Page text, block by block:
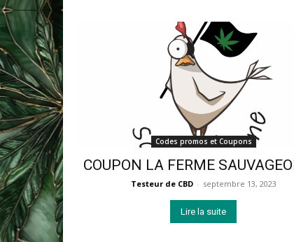
Codes promos et Coupons
COUPON LA FERME
Testeur de CBD - septembre 13, 2023
Lire la suite